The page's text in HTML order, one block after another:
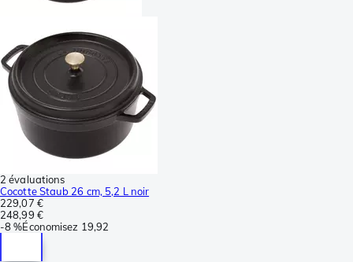
2 évaluations
Cocotte Staub 26 cm, 5,2 L noir
229,07 €
248,99 €
-8 %Économisez 19,92